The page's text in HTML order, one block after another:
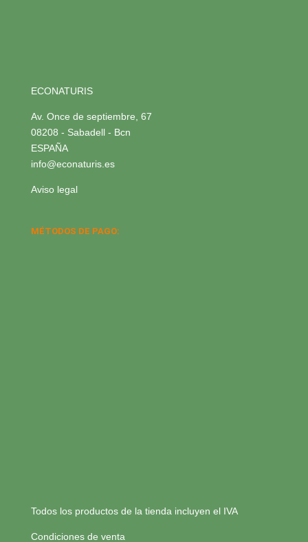
ECONATURIS
Av. Once de septiembre, 67
08208 - Sabadell - Bcn
ESPAÑA
info@econaturis.es
Aviso legal
MÉTODOS DE PAGO:
Todos los productos de la tienda incluyen el IVA
Condiciones de venta